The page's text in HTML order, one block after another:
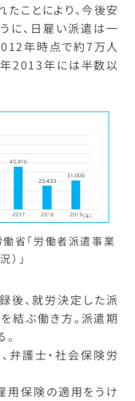
ことにより、今後安
に、日雇い派遣は一
年時点で約7万人
2013年には半数以
省「労働者派遣事業
」
、就労決定した派
結ぶ働き方。派遣期
弁護士・社会保険労
用保険の適用をうけ